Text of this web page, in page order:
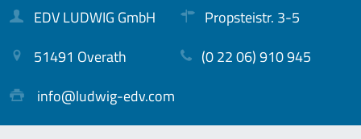
EDV LUDWIG GmbH
Propsteistr. 3-5
51491 Overath
(0 22 06) 910 945
info@ludwig-edv.com